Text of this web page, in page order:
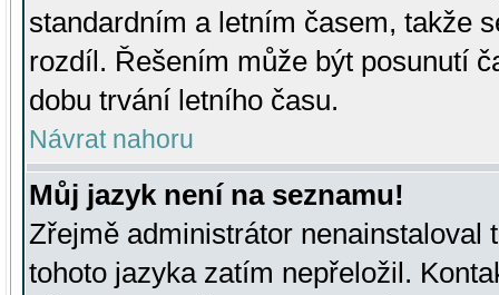
standardním a letním časem, takže
rozdíl. Řešením může být posunutí
dobu trvání letního času.
Návrat nahoru
Můj jazyk není na seznamu!
Zřejmě administrátor nenainstaloval
tohoto jazyka zatím nepřeložil.